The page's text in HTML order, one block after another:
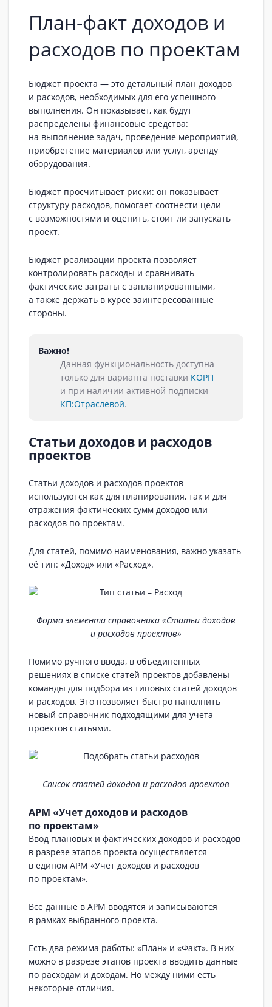
План-факт доходов и
расходов по проектам
Бюджет проекта — это детальный план доходов
и расходов, необходимых для его успешного
выполнения. Он показывает, как будут
распределены финансовые средства:
на выполнение задач, проведение мероприятий,
приобретение материалов или услуг, аренду
оборудования.
Бюджет просчитывает риски: он показывает
структуру расходов, помогает соотнести цели
с возможностями и оценить, стоит ли запускать
проект.
Бюджет реализации проекта позволяет
контролировать расходы и сравнивать
фактические затраты с запланированными,
а также держать в курсе заинтересованные
стороны.
Важно!
Данная функциональность доступна
только для варианта поставки КОРП
и при наличии активной подписки
КП:Отраслевой.
Статьи доходов и расходов
проектов
Статьи доходов и расходов проектов
используются как для планирования, так и для
отражения фактических сумм доходов или
расходов по проектам.
Для статей, помимо наименования, важно указать
её тип: «Доход» или «Расход».
Форма элемента справочника «Статьи доходов
и расходов проектов»
Помимо ручного ввода, в объединенных
решениях в списке статей проектов добавлены
команды для подбора из типовых статей доходов
и расходов. Это позволяет быстро наполнить
новый справочник подходящими для учета
проектов статьями.
Список статей доходов и расходов проектов
АРМ «Учет доходов и расходов
по проектам»
Ввод плановых и фактических доходов и расходов
в разрезе этапов проекта осуществляется
в едином АРМ «Учет доходов и расходов
по проектам».
Все данные в АРМ вводятся и записываются
в рамках выбранного проекта.
Есть два режима работы: «План» и «Факт». В них
можно в разрезе этапов проекта вводить данные
по расходам и доходам. Но между ними есть
некоторые отличия.